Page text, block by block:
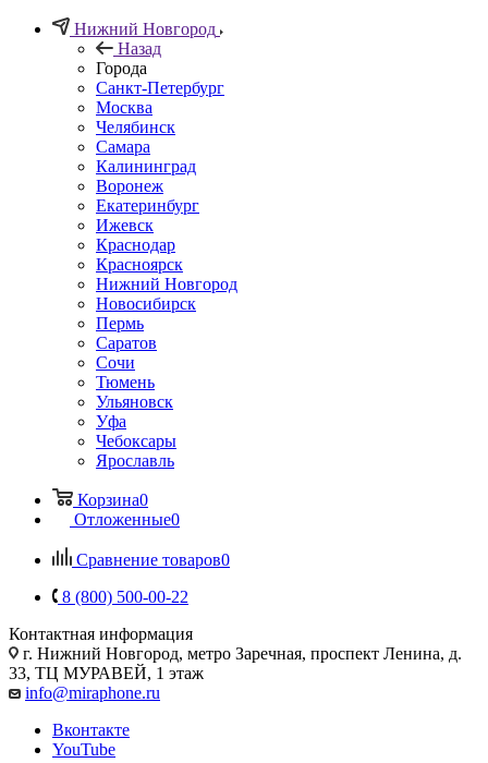
Нижний Новгород
Назад
Города
Санкт-Петербург
Москва
Челябинск
Самара
Калининград
Воронеж
Екатеринбург
Ижевск
Краснодар
Красноярск
Нижний Новгород
Новосибирск
Пермь
Саратов
Сочи
Тюмень
Ульяновск
Уфа
Чебоксары
Ярославль
Корзина0
Отложенные0
Сравнение товаров0
8 (800) 500-00-22
Контактная информация
г. Нижний Новгород, метро Заречная, проспект Ленина, д.
33, ТЦ МУРАВЕЙ, 1 этаж
info@miraphone.ru
Вконтакте
YouTube